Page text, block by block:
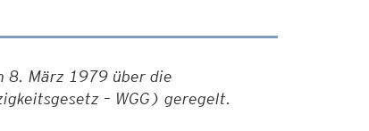
8. März 1979 über die
– WGG) geregelt.